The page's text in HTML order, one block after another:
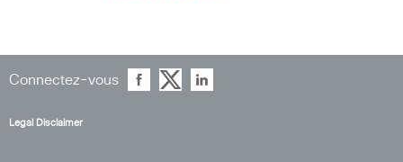
Connectez-vous
Legal Disclaimer